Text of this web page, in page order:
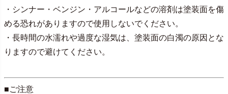
・シンナー・ベンジン・アルコールなどの溶剤は塗装面を傷
める恐れがありますので使用しないでください。
・長時間の水濡れや過度な湿気は、塗装面の白濁の原因とな
りますので避けてください。
■ご注意